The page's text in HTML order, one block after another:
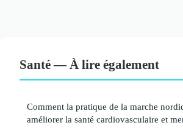
Santé — À lire également
Comment la pratique de la marche
améliorer la santé cardiovasculaire et